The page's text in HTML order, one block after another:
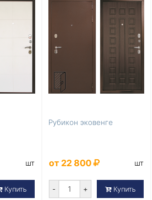
шт
Купить
Рубикон эковенге
от 22 800 шт
- + Купить